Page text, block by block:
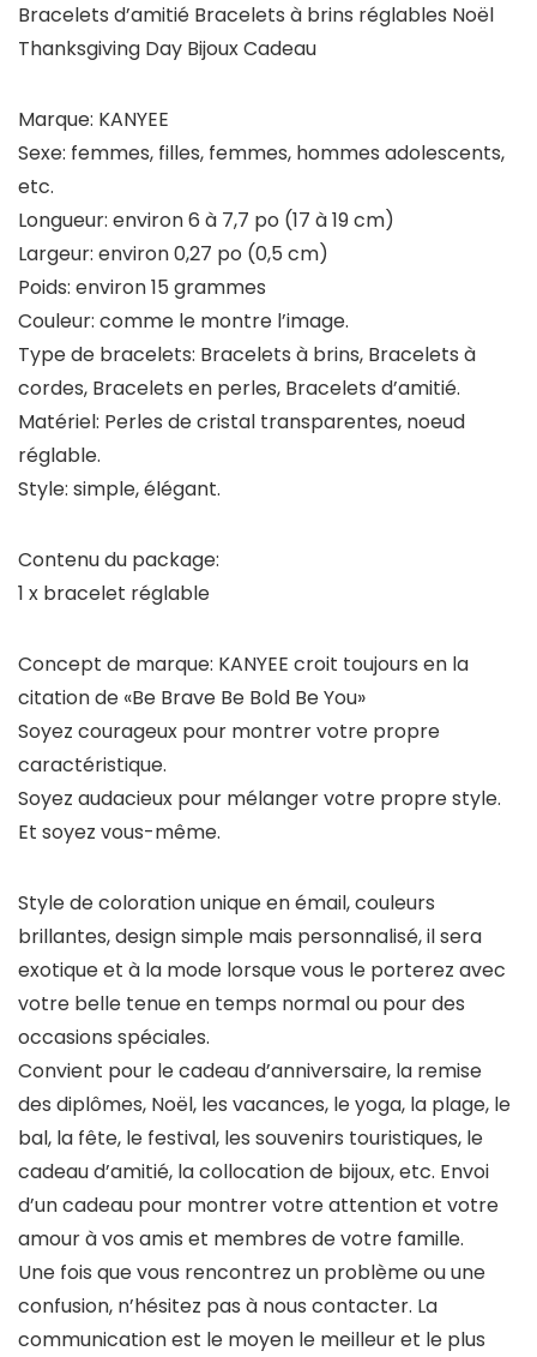
Bracelets d’amitié Bracelets à brins réglables Noël
Thanksgiving Day Bijoux Cadeau
Marque: KANYEE
Sexe: femmes, filles, femmes, hommes adolescents,
etc.
Longueur: environ 6 à 7,7 po (17 à 19 cm)
Largeur: environ 0,27 po (0,5 cm)
Poids: environ 15 grammes
Couleur: comme le montre l’image.
Type de bracelets: Bracelets à brins, Bracelets à
cordes, Bracelets en perles, Bracelets d’amitié.
Matériel: Perles de cristal transparentes, noeud
réglable.
Style: simple, élégant.
Contenu du package:
1 x bracelet réglable
Concept de marque: KANYEE croit toujours en la
citation de «Be Brave Be Bold Be You»
Soyez courageux pour montrer votre propre
caractéristique.
Soyez audacieux pour mélanger votre propre style.
Et soyez vous-même.
Style de coloration unique en émail, couleurs
brillantes, design simple mais personnalisé, il sera
exotique et à la mode lorsque vous le porterez avec
votre belle tenue en temps normal ou pour des
occasions spéciales.
Convient pour le cadeau d’anniversaire, la remise
des diplômes, Noël, les vacances, le yoga, la plage, le
bal, la fête, le festival, les souvenirs touristiques, le
cadeau d’amitié, la collocation de bijoux, etc. Envoi
d’un cadeau pour montrer votre attention et votre
amour à vos amis et membres de votre famille.
Une fois que vous rencontrez un problème ou une
confusion, n’hésitez pas à nous contacter. La
communication est le moyen le meilleur et le plus